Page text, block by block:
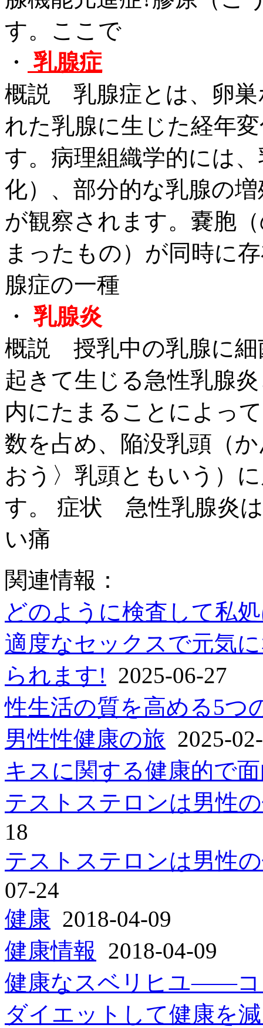
す。ここで
・ 乳腺症
概説 乳腺症とは、卵巣
れた乳腺に生じた経年
す。病理組織学的には
化）、部分的な乳腺の
が観察されます。嚢胞
まったもの）が同時に
腺症の一種
・ 乳腺炎
概説 授乳中の乳腺に細
起きて生じる急性乳腺
内にたまることによっ
数を占め、陥没乳頭（
おう〉乳頭ともいう）
す。 症状 急性乳腺炎
い痛
関連情報：
どのように検査して私
適度なセックスで元気
られます! 2025-06-27
性生活の質を高める5つ
男性性健康の旅 2025-
キスに関する健康的で
テストステロンは男性
18
テストステロンは男性
07-24
健康 2018-04-09
健康情報 2018-04-09
健康なスベリヒユ――
ダイエットして健康を